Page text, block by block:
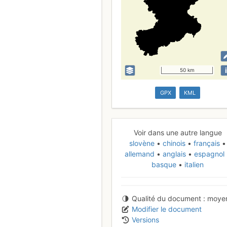
50 km i
GPX KML
Voir dans une autre langue
slovène
chinois
français
allemand
anglais
espagnol
basque
italien
Qualité du document
Modifier le document
Versions